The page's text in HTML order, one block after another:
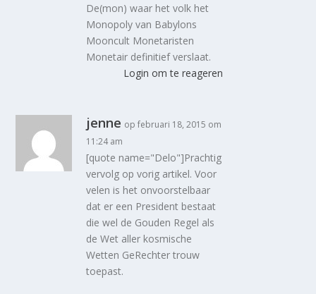
De(mon) waar het volk het
Monopoly van Babylons
Mooncult Monetaristen
Monetair definitief verslaat.
Login om te reageren
jenne op februari 18, 2015 om
11:24 am
[quote name="Delo"]Prachtig
vervolg op vorig artikel. Voor
velen is het onvoorstelbaar
dat er een President bestaat
die wel de Gouden Regel als
de Wet aller kosmische
Wetten GeRechter trouw
toepast.